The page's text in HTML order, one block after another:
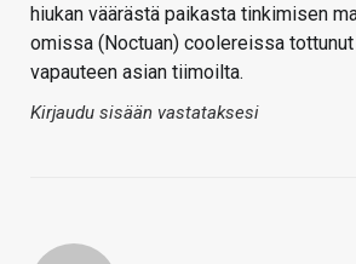
hiukan väärästä paikasta tinkimisen
omissa (Noctuan) coolereissa tottunut
vapauteen asian tiimoilta.
Kirjaudu sisään vastataksesi